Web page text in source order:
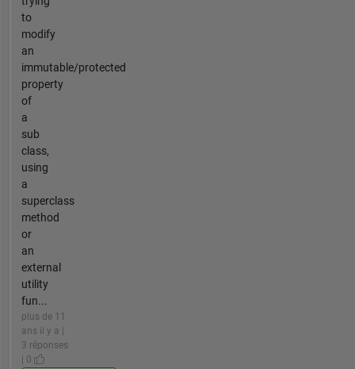
to
modify
an
immutable/protected
property
of
a
sub
class,
using
a
superclass
method
or
an
external
utility
fun...
plus de 11
ans il y a |
3 réponses
| 0